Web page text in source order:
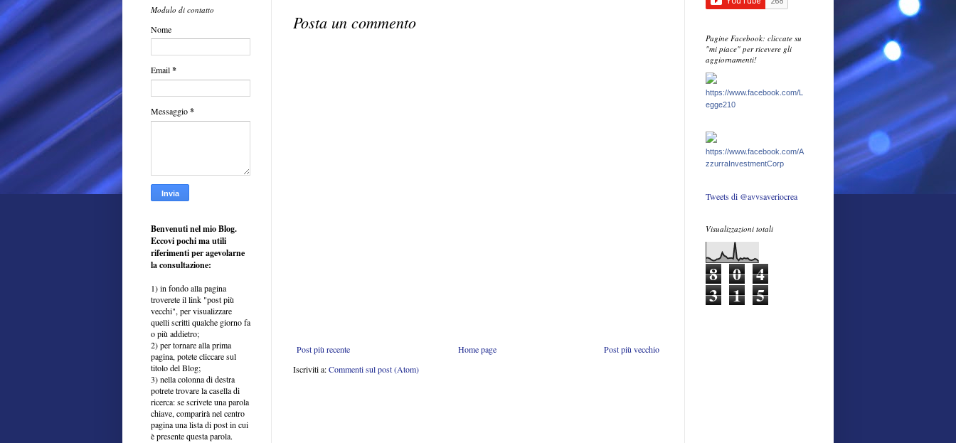
Posta un commento
Post più recente Post più vecchio
Home page
Iscriviti a:Commenti sul post (Atom)
Modulo di contatto
Nome
Email*
Messaggio*
Benvenuti nel mio Blog.
Eccovi pochi ma utili
riferimenti per agevolarne
la consultazione:
1) in fondo alla pagina
troverete il link "post più
vecchi", per visualizzare
quelli scritti qualche giorno fa
o più addietro;
2) per tornare alla prima
pagina, potete cliccare sul
titolo del Blog;
3) nella colonna di destra
potrete trovare la casella di
ricerca: se scrivete una parola
chiave, comparirà nel centro
pagina una lista di post in cui
è presente questa parola.
Pagine Facebook: cliccate su
"mi piace" per ricevere gli
aggiornamenti!
https://www.facebook.com/L
egge210
https://www.facebook.com/A
zzurraInvestmentCorp
Tweets di @avvsaveriocrea
Visualizzazioni totali
8 0 4
3 1 5